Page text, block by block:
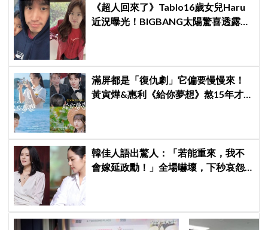
《超人回來了》Tablo16歲女兒Haru
近況曝光！BIGBANG太陽驚喜透露：
滿屏都是「復仇劇」它偏要慢慢來！
黃寅燁&惠利《給你夢想》熬15年才
韓佳人語出驚人：「若能重來，我不
會嫁延政勳！」全場嚇壞，下秒哀怨